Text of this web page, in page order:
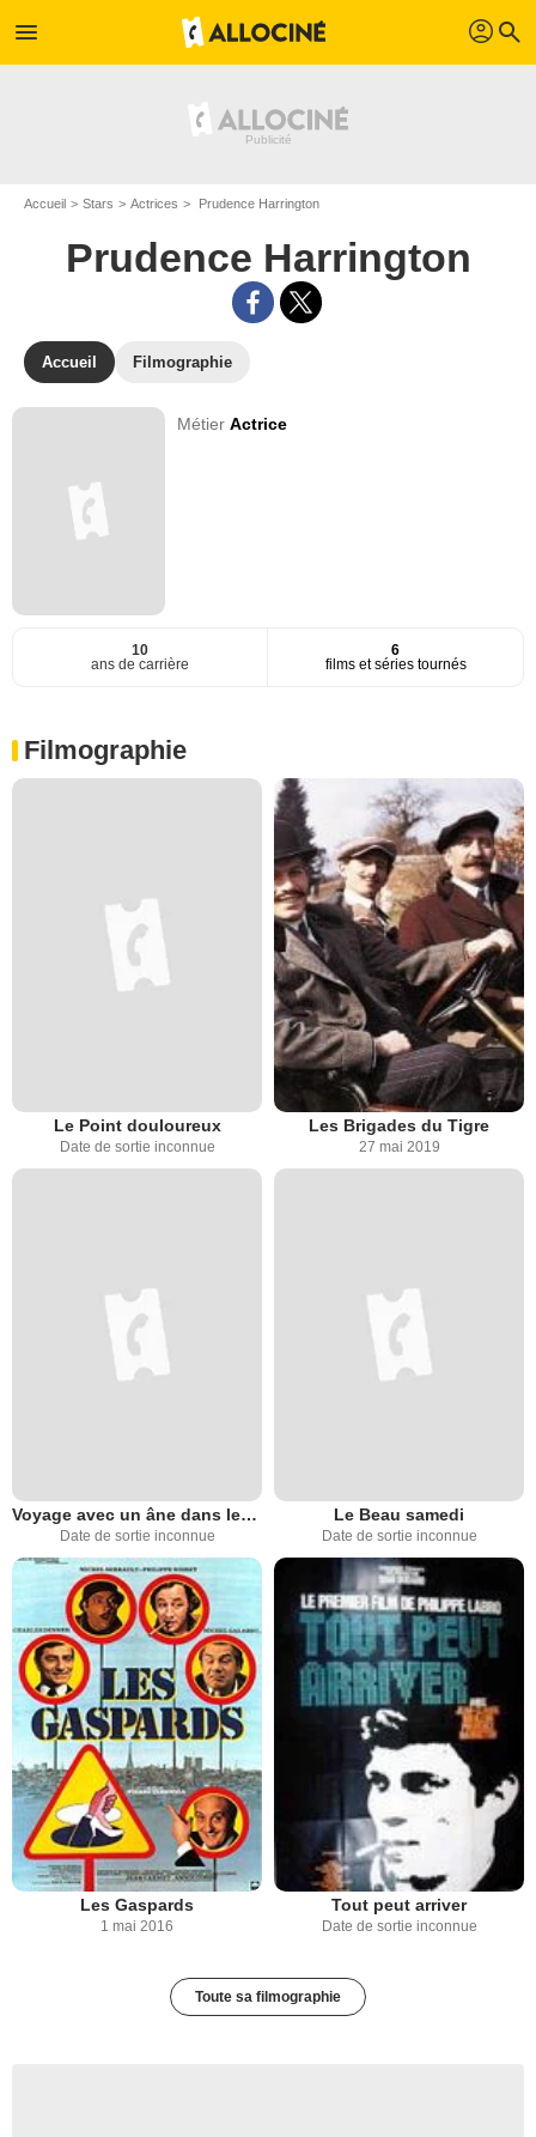
menu profil search
Accueil Stars Actrices Prudence Harrington
Prudence Harrington
Accueil Filmographie
MétierActrice
10
ans de carrière
6
films et séries tournés
Filmographie
Le Point douloureux
Date de sortie inconnue
Les Brigades du Tigre
27 mai 2019
Voyage avec un âne dans les Cévennes
Date de sortie inconnue
Le Beau samedi
Date de sortie inconnue
Les Gaspards
1 mai 2016
Tout peut arriver
Date de sortie inconnue
Toute sa filmographie